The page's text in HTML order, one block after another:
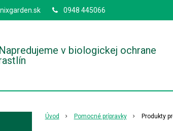
Napredujeme v biologickej ochrane
0948 445066
Úvod Pomocné prípravky Produkty